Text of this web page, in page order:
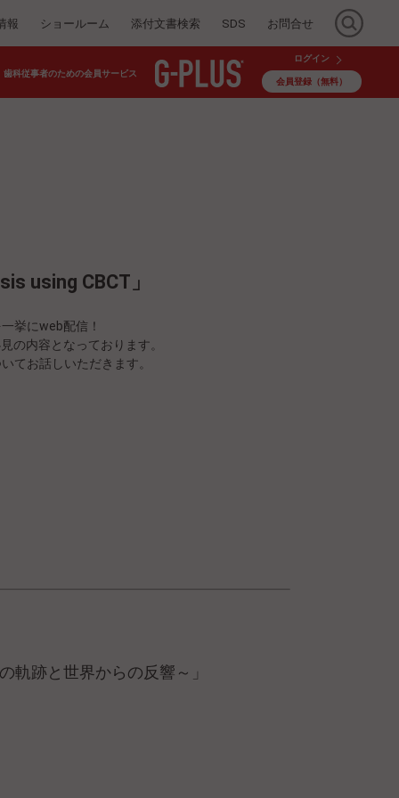
報 ショールーム 添付文書検索 SDS お問合せ
歯科従事者のための会員サービス
ログイン
会員登録（無料）
using CBCT」
挙にweb配信！
の内容となっております。
てお話しいただきます。
跡と世界からの反響～」